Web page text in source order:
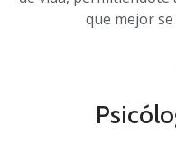
que mejor